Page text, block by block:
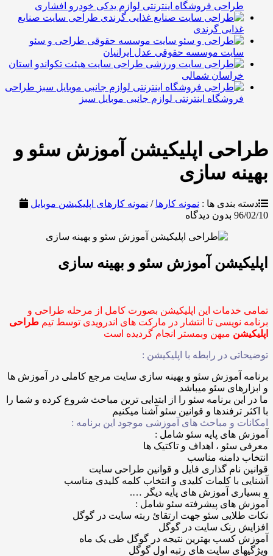
فروشگاه اینترنتی لوازم یدکی خودرو افشاری
طراحی سایت صنایع
گرندی
طراحی و سئو
موسسه حقوقی عدل ایرانیان
طراحی سایت هیئت تکواندو استان
شمالی
طراحی
اینترنتی لوازم جانبی موبایل سبز
اپلیکیشن آموزش سئو و
سازی
بندی ها :نمونه کارها/نمونه کارهای اپلیکیشن موبایل
بدون دیدگاه
آموزش سئو و بهینه سازی
این اپلیکیشن بصورت کامل از مرحله طراحی و
نویسی تا انتشار در مارکت های اندرویدی توسط تیمطراحی
میهن وبمستر انجام گردیده است
در رابطه با اپلیکیشن :
آموزش سئو و بهینه سازی سایت مرجع کاملی در آموزش ها
سئو میباشد
برنامه سئو را از ابتدایی ترین مباحث شروع کرده و شما را
ترفندها و قوانین سئو آشنا میکنیم
و مباحث های آموزشی موجود این برنامه :
پایه سئو شامل :
، اهداف و تاکتیک ها
دامنه مناسب
نام گذاری فایل و قوانین طراحی سایت
با کلمات کلیدی و انتخاب کلمه کلیدی مناسب
آموزش های پایه دیگر ….
پیشرفته سئو شامل :
سئو جهت ارتقائ ربته سایت در گوگل
رنک سایت در گوگل
بهترین نتیجه در گوگل طی یک ماه
سایت های رتبه اول گوگل